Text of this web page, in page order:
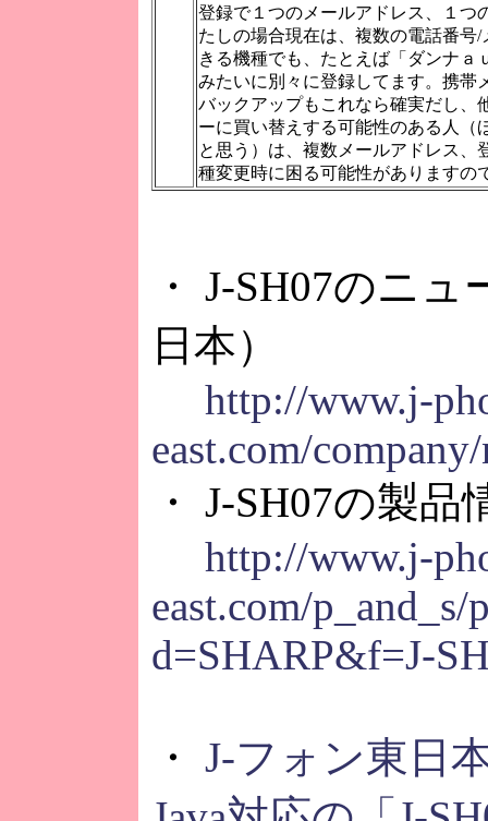
登録で１つのメールアドレス、１つ
たしの場合現在は、複数の電話番号
きる機種でも、たとえば「ダンナａ
みたいに別々に登録してます。携帯
バックアップもこれなら確実だし、
ーに買い替えする可能性のある人（
と思う）は、複数メールアドレス、
種変更時に困る可能性がありますの
・ J-SH07のニ
日本）
http://www.j-
east.com/
・ J-SH07の製
http://www.j-
east.com/
d=SHARP&f=J-
・ J-フォン東日